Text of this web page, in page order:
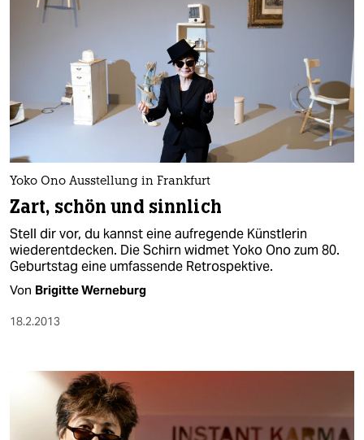
Yoko Ono Ausstellung in Frankfurt
Zart, schön und sinnlich
Stell dir vor, du kannst eine aufregende Künstlerin
wiederentdecken. Die Schirn widmet Yoko Ono zum 80.
Geburtstag eine umfassende Retrospektive.
Von Brigitte Werneburg
18.2.2013